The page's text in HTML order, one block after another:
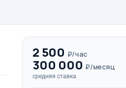
2 500 ₽/час
300 000 ₽/месяц
средняя ставка